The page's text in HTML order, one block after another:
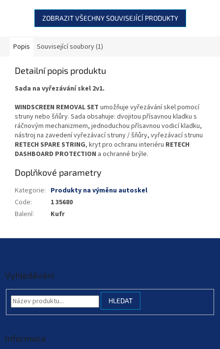
ZOBRAZIT VŠECHNY SOUVISEJÍCÍ PRODUKTY
Popis Související soubory (1)
Detailní popis produktu
Sada na vyřezávání skel 2v1.
WINDSCREEN REMOVAL SET umožňuje vyřezávání skel pomocí
struny nebo šňůry. Sada obsahuje: dvojitou přísavnou kladku s
ráčnovým mechanizmem, jednoduchou přísavnou vodicí kladku,
nástroj na zavedení vyřezávací struny / šňůry, vyřezávací strunu
RETECH SPARE STRING, kryt pro ochranu interiéru RETECH
DASHBOARD PROTECTION a ochranné brýle.
Doplňkové parametry
Kategorie: Produkty na výměnu autoskel
Code:
1 35680
Balení: Kufr
Vyhledávání
HLEDAT
Informace